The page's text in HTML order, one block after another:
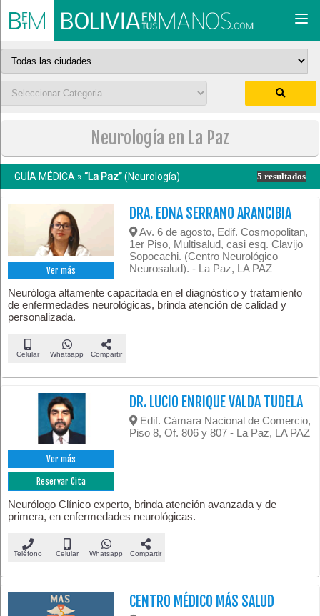
Neurología en La Paz
GUÍA MÉDICA » “La Paz”(Neurología) 5 resultados
Ver más
DRA. EDNA SERRANO ARANCIBIA
Av. 6 de agosto, Edif. Cosmopolitan,
1er Piso, Multisalud, casi esq. Clavijo
Sopocachi. (Centro Neurológico
Neurosalud). - La Paz, LA PAZ
Neuróloga altamente capacitada en el diagnóstico y tratamiento
de enfermedades neurológicas, brinda atención de calidad y
personalizada.
Celular Whatsapp Compartir
Ver más
Reservar Cita
DR. LUCIO ENRIQUE VALDA TUDELA
Edif. Cámara Nacional de Comercio,
Piso 8, Of. 806 y 807 - La Paz, LA PAZ
Neurólogo Clínico experto, brinda atención avanzada y de
primera, en enfermedades neurológicas.
Teléfono Celular Whatsapp Compartir
CENTRO MÉDICO MÁS SALUD